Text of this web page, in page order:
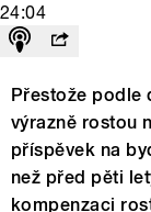
24:04
Přestože podle
výrazně rostou
příspěvek na
než před pěti
kompenzaci